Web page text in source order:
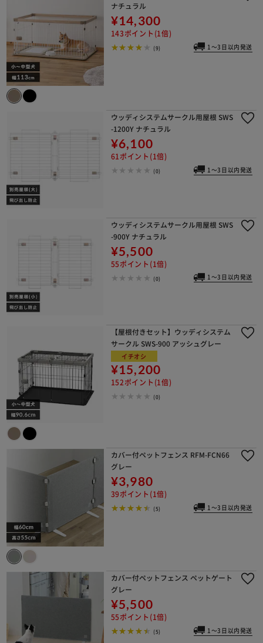
ナチュラル
¥14,300
143ポイント(1倍)
(9) 1～3日以内発送
ウッディシステムサークル用屋根 SWS
-1200Y ナチュラル
¥6,100
61ポイント(1倍)
(0) 1～3日以内発送
ウッディシステムサークル用屋根 SWS
-900Y ナチュラル
¥5,500
55ポイント(1倍)
(0) 1～3日以内発送
【屋根付きセット】ウッディシステム
サークル SWS-900 アッシュグレー
イチオシ
¥15,200
152ポイント(1倍)
(0)
カバー付ペットフェンス RFM-FCN66
グレー
¥3,980
39ポイント(1倍)
(5) 1～3日以内発送
カバー付ペットフェンス ペットゲート
グレー
¥5,500
55ポイント(1倍)
(5) 1～3日以内発送